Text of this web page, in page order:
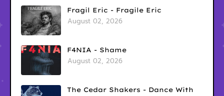
Fragil Eric - Fragile Eric
August 02, 2026
F4NIA - Shame
August 02, 2026
The Cedar Shakers - Dance With